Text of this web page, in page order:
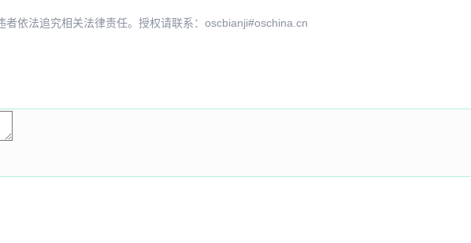
者依法追究相关法律责任。授权请联系：oscbianji#oschina.cn